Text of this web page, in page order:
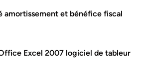
amortissement et bénéfice fiscal
Excel 2007 logiciel de tableur